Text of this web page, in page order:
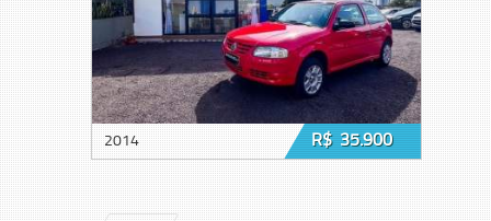
2014 R$ 35.900